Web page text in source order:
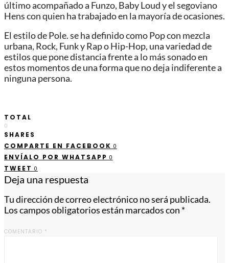
último acompañado a Funzo, Baby Loud y el segoviano
Hens con quien ha trabajado en la mayoría de ocasiones.
El estilo de Pole. se ha definido como Pop con mezcla
urbana, Rock, Funk y Rap o Hip-Hop, una variedad de
estilos que pone distancia frente a lo más sonado en
estos momentos de una forma que no deja indiferente a
ninguna persona.
TOTAL
0
SHARES
COMPARTE EN FACEBOOK 0
ENVÍALO POR WHATSAPP 0
TWEET 0
Deja una respuesta
Tu dirección de correo electrónico no será publicada.
Los campos obligatorios están marcados con *
COMENTARIO *